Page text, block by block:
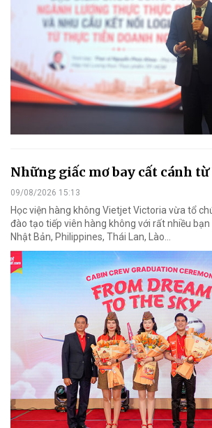
Những giấc mơ bay cất cánh
09/08/2026 15:13
Học viện hàng không Vietjet Victoria vừa tổ
đào tạo tiếp viên hàng không với rất nhiều bạn
Nhật Bản, Philippines, Thái Lan, Lào…